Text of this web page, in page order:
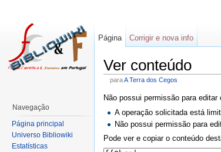
Ver conteúdo
paraA Terra dos Cegos
Não possui permissão para
A operação solicitada está
Não possui permissão para
Pode ver e copiar o conteúdo
Página Corrigir e nova info
Navegação
Página principal
Universo Bibliowiki
Estatísticas